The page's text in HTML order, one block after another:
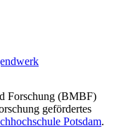
Forschung (BMBF)
gefördertes
Potsdam.